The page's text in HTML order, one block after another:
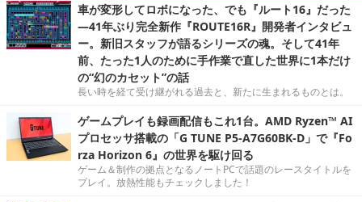
車が変形してロボになった、でも『ルート16』だった
―41年ぶり完全新作『ROUTE16R』開発者インタビュ
ー。新旧スタッフが語るシリーズの魂。そして41年
前、たった1人のために手作業で直した世界に1本だけ
の“幻のカセット”の話
長い時を経て受け継がれる過去と、新たに生まれるものとは。
ゲームプレイも録画配信もこれ1台。AMD Ryzen™ AI
プロセッサ搭載の「G TUNE P5-A7G60BK-D」で『Fo
rza Horizon 6』の世界を駆け回る
ゲーム＆制作の拠点となるノートPCで話題のレースタイトルを
プレイ。放熱性能もチェックしました！